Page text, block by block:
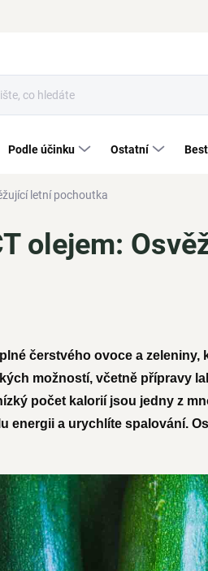
Podle účinku Ostatní
letní pochoutka
olejem:
čerstvého ovoce a
možností, včetně přípravy
počet kalorií jsou jedny z
energii a urychlíte spalování.